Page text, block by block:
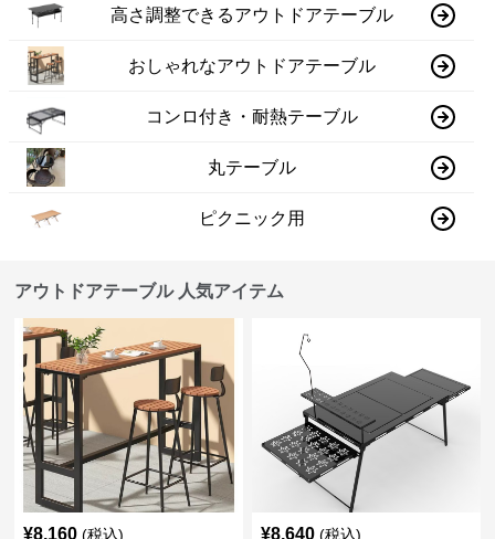
高さ調整できるアウトドアテーブル
おしゃれなアウトドアテーブル
コンロ付き・耐熱テーブル
丸テーブル
ピクニック用
アウトドアテーブル 人気アイテム
¥8,160 (税込) ¥8,640 (税込)